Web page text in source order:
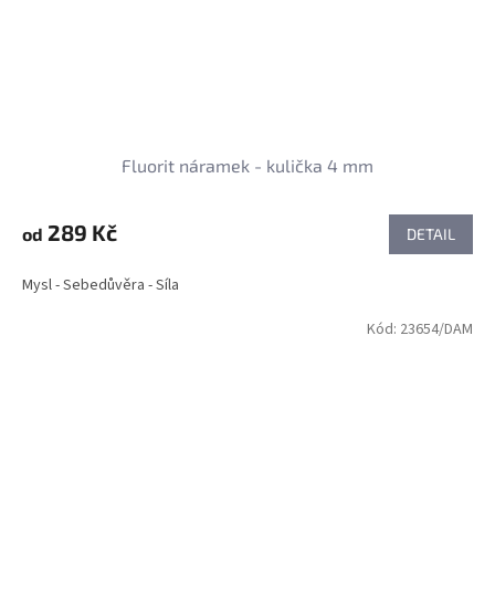
Fluorit náramek - kulička 4 mm
od 289 Kč DETAIL
Mysl - Sebedůvěra - Síla
Kód: 23654/DAM